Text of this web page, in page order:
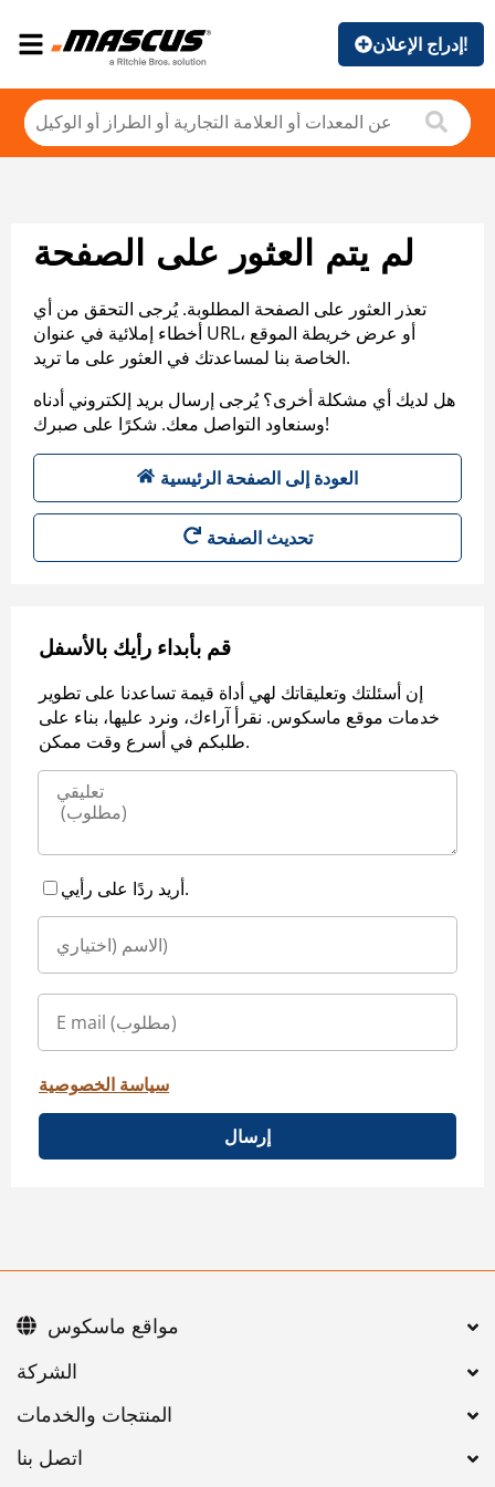
إدراج الإعلان!
لم يتم العثور على الصفحة
تعذر العثور على الصفحة المطلوبة. يُرجى التحقق من أي
أخطاء إملائية في عنوان URL، أو عرض خريطة الموقع
الخاصة بنا لمساعدتك في العثور على ما تريد.
هل لديك أي مشكلة أخرى؟ يُرجى إرسال بريد إلكتروني أدناه
وسنعاود التواصل معك. شكرًا على صبرك!
العودة إلى الصفحة الرئيسية
تحديث الصفحة
قم بأبداء رأيك بالأسفل
إن أسئلتك وتعليقاتك لهي أداة قيمة تساعدنا على تطوير
خدمات موقع ماسكوس. نقرأ آراءك، ونرد عليها، بناء على
طلبكم في أسرع وقت ممكن.
أريد ردًا على رأيي.
سياسة الخصوصية
إرسال
اتصل بنا
مواقع ماسكوس